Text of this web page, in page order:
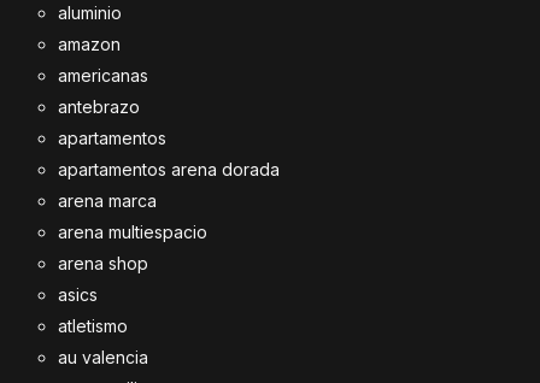
aluminio
amazon
americanas
antebrazo
apartamentos
apartamentos arena dorada
arena marca
arena multiespacio
arena shop
asics
atletismo
au valencia